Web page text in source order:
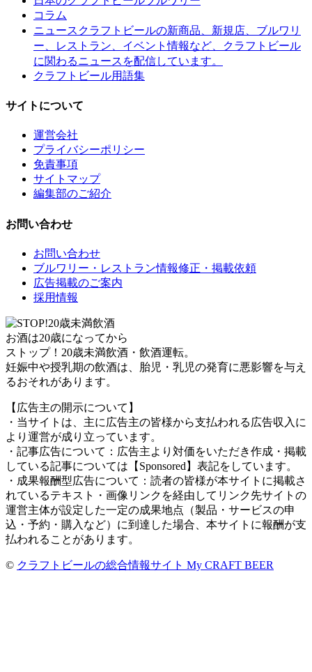
コラム
ニュース クラフトビールの新商品、新規店、ブルワリ
ー、レストラン、イベント情報など、クラフトビール
に関わるニュースを配信しています。
クラフトビール用語集
サイトについて
運営会社
プライバシーポリシー
免責事項
サイトマップ
編集部のご紹介
お問い合わせ
お問い合わせ
ブルワリー・レストラン情報修正・掲載依頼
広告掲載のご案内
採用情報
お酒は20歳になってから
ストップ！20歳未満飲酒・飲酒運転。
妊娠中や授乳期の飲酒は、胎児・乳児の発育に悪影響を与え
るおそれがあります。
【広告主の開示について】
・当サイトは、主に広告主の皆様から支払われる広告収入に
より運営が成り立っています。
・記事広告について：広告主より対価をいただき作成・掲載
している記事については【Sponsored】表記をしています。
・成果報酬型広告について：読者の皆様が本サイトに掲載さ
れているテキスト・画像リンクを経由してリンク先サイトの
運営主体が設定した一定の成果地点（製品・サービスの申
込・予約・購入など）に到達した場合、本サイトに報酬が支
払われることがあります。
© クラフトビールの総合情報サイト My CRAFT BEER